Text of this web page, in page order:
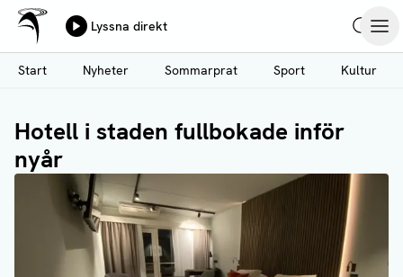
Hoppa
till
huvudinnehåll
Ålands Radio & TV
Lyssna direkt
Start
Nyheter Sommarprat Sport Kultur
Hotell i staden fullbokade inför
nyår